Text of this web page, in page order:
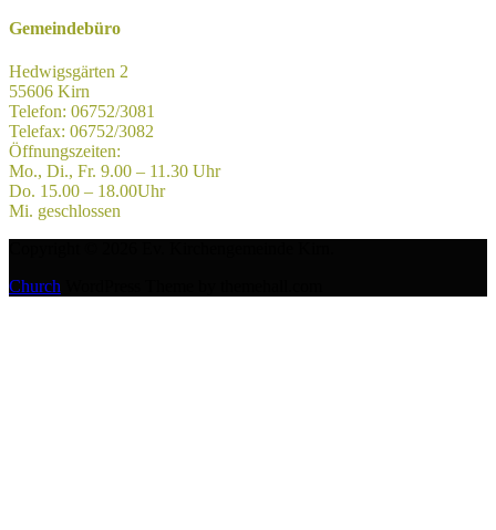
Gemeindebüro
Hedwigsgärten 2
55606 Kirn
Telefon: 06752/3081
Telefax: 06752/3082
Öffnungszeiten:
Mo., Di., Fr. 9.00 – 11.30 Uhr
Do. 15.00 – 18.00Uhr
Mi. geschlossen
Church